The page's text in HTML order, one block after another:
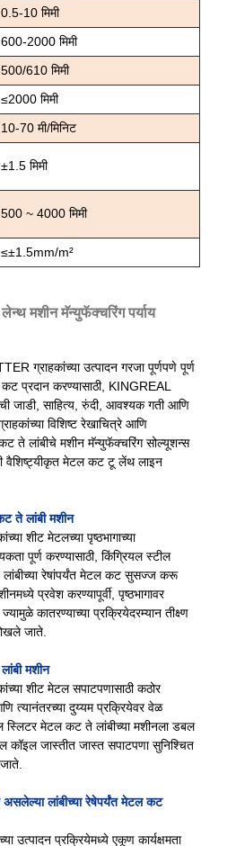
0.5-10 मिमी
600-2000 मिमी
500/610 मिमी
≤2000 मिमी
10-70 मी/मिनिट
±1.5 मिमी
500 ~ 4000 मिमी
≤±1.5mm/m²
मशीन मॅन्युफॅक्चरिंग पर्याय
ग्राहकांच्या उत्पादन गरजा पूर्णपणे पूर्ण
कट प्रदान करण्यासाठी, KINGREAL
जाडी, साहित्य, रुंदी, आवश्यक गती आणि
विशिष्ट रेखाचित्रे आणि
ते लांबीचे मशीन मॅन्युफॅक्चरिंग सोल्यूशन्स
वैशिष्ट्यीकृत मेटल कट टू लेंथ लाइन
ते लांबी मशीन
शीट मेटलच्या पृष्ठभागाच्या
पूर्ण करण्यासाठी, किंग्रियल स्टील
रेषांपर्यंत मेटल कट सुसज्ज करू
प्रवेश करण्यापूर्वी, पृष्ठभागावर
कातरण्याच्या प्रक्रियेदरम्यान तीक्ष्ण
जाते.
मशीन
शीट मेटल सपाटपणासाठी कठोर
त्यानंतरच्या दुय्यम प्रक्रियेवर वेळ
स्लिटर मेटल कट ते लांबीच्या मशीनला डबल
जास्तीत जास्त सपाटपणा सुनिश्चित
लांबीच्या रेषेपर्यंत मेटल कट
उत्पादन प्रक्रियेमध्ये एकूण कार्यक्षमता